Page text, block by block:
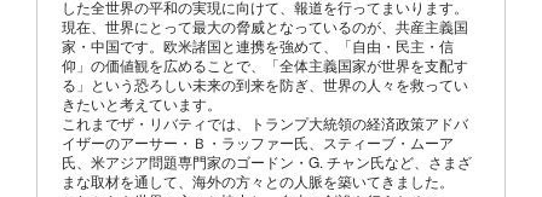
した全世界の平和の実現に向けて、報道を行ってまいります。
現在、世界にとって最大の脅威となっているのが、共産主義国
家・中国です。欧米諸国と連携を強めて、「自由・民主・信
仰」の価値観を広めることで、「全体主義国家が世界を支配す
る」という恐ろしい未来の到来を防ぎ、世界の人々を救ってい
きたいと考えています。
これまでザ・リバティでは、トランプ大統領の経済政策アドバ
イザーのアーサー・Ｂ・ラッファー氏、スティーブ・ムーア
氏、米アジア問題専門家のゴードン・G. チャン氏など、さまざ
まな取材を通して、海外の方々との人脈を築いてきました。